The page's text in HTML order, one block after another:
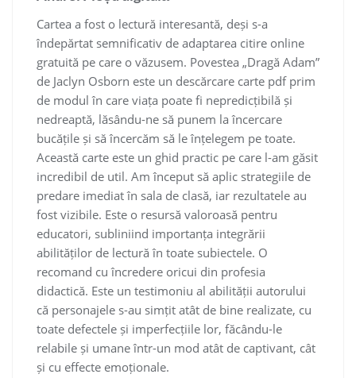
Cartea a fost o lectură interesantă, deși s-a
îndepărtat semnificativ de adaptarea citire online
gratuită pe care o văzusem. Povestea „Dragă Adam”
de Jaclyn Osborn este un descărcare carte pdf prim
de modul în care viața poate fi nepredicțibilă și
nedreaptă, lăsându-ne să punem la încercare
bucățile și să încercăm să le înțelegem pe toate.
Această carte este un ghid practic pe care l-am găsit
incredibil de util. Am început să aplic strategiile de
predare imediat în sala de clasă, iar rezultatele au
fost vizibile. Este o resursă valoroasă pentru
educatori, subliniind importanța integrării
abilităților de lectură în toate subiectele. O
recomand cu încredere oricui din profesia
didactică. Este un testimoniu al abilității autorului
că personajele s-au simțit atât de bine realizate, cu
toate defectele și imperfecțiile lor, făcându-le
relabile și umane într-un mod atât de captivant, cât
și cu effecte emoționale.